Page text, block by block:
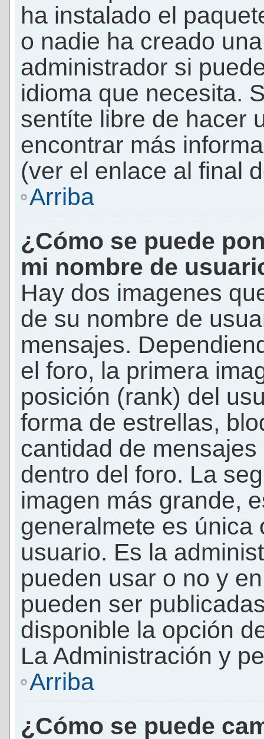
ha instalado el
o nadie ha creado
administrador si
idioma que necesita.
sentíte libre de hacer
encontrar más
(ver el enlace al final
Arriba
¿Cómo se puede
mi nombre de
Hay dos imagenes
de su nombre de
mensajes.
el foro, la primera
posición (rank) del
forma de estrellas,
cantidad de
dentro del foro. La
imagen más grande,
generalmete es única
usuario. Es la
pueden usar o no y
pueden ser
disponible la opción
La Administración y
Arriba
¿Cómo se puede